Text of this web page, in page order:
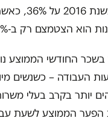
הוא הצטמצם רק ב-8%.
החודשי הממוצע
העבודה – כשנשים
יותר בקרב בעלי
הפער הממוצע לשעת